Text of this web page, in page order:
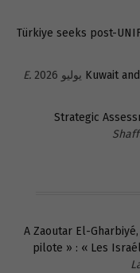
Türkiye seeks post-
Kuwait
E.
Strategic
A Zaoutar El-
pilote » : « Les